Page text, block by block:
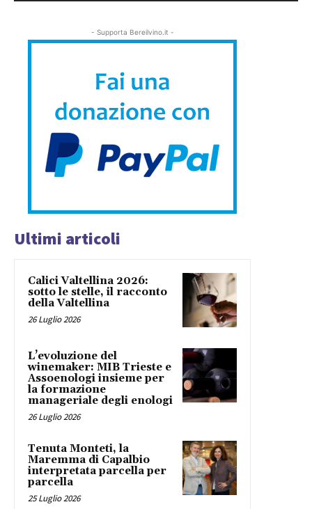
- Supporta Bereilvino.it -
Ultimi articoli
Calici Valtellina 2026:
sotto le stelle, il racconto
della Valtellina
26 Luglio 2026
L’evoluzione del
winemaker: MIB Trieste e
Assoenologi insieme per
la formazione
manageriale degli enologi
26 Luglio 2026
Tenuta Monteti, la
Maremma di Capalbio
interpretata parcella per
parcella
25 Luglio 2026